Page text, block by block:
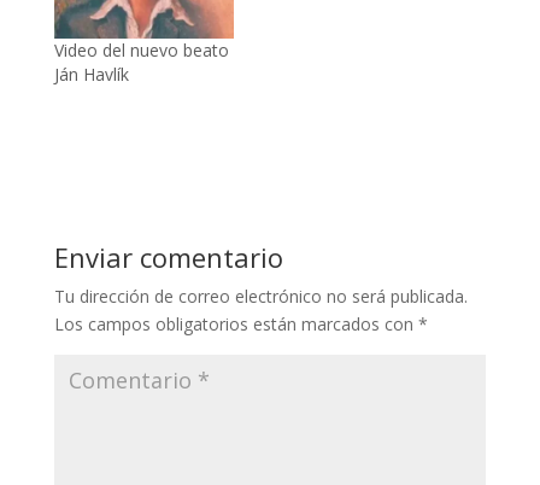
Video del nuevo beato
Ján Havlík
Enviar comentario
Tu dirección de correo electrónico no será publicada.
Los campos obligatorios están marcados con *